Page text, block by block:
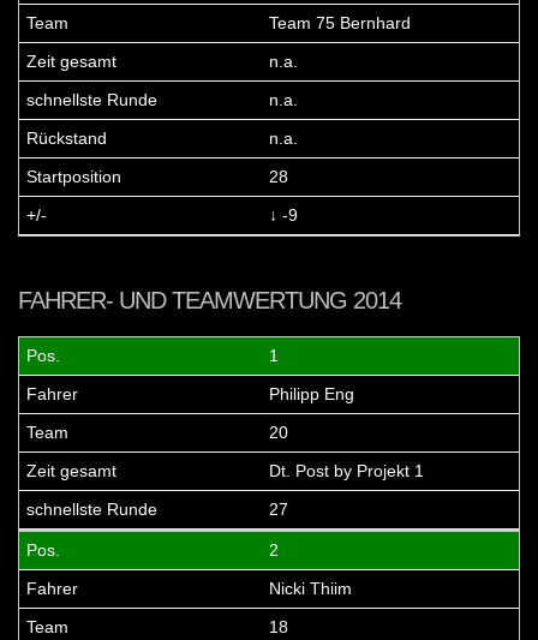
Team 75 Bernhard
n.a.
n.a.
n.a.
28
↓ -9
FAHRER- UND TEAMWERTUNG 2014
1
Philipp Eng
20
Dt. Post by Projekt 1
27
2
Nicki Thiim
18